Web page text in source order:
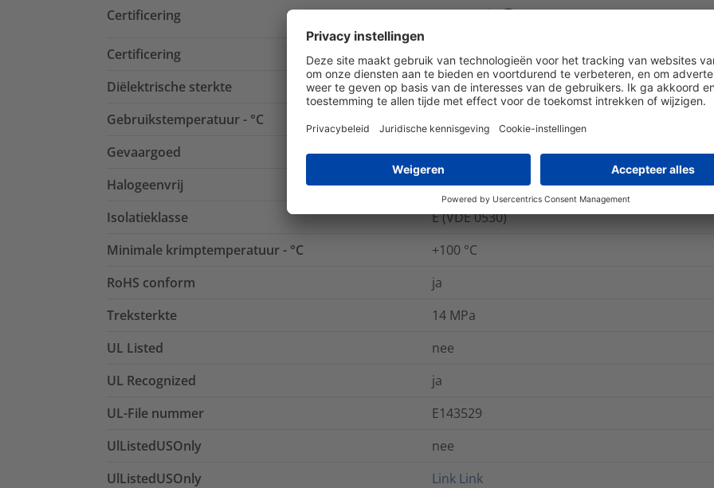
Certificering
Certificering
ANSI/UL 224, CSA, DIN 75200 (09/1980)
Diëlektrische sterkte
20 kV/mm
Gebruikstemperatuur - °C
Gevaargoed
nee
Halogeenvrij
nee
Isolatieklasse
E (VDE 0530)
Minimale krimptemperatuur - °C
+100 °C
RoHS conform
ja
Treksterkte
14 MPa
UL Listed
nee
UL Recognized
ja
UL-File nummer
E143529
UlListedUSOnly
nee
UlListedUSOnly
Link Link